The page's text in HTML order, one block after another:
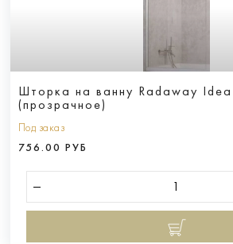
Шторка на ванну Radaway Idea
(прозрачное)
Под заказ
756.00 РУБ